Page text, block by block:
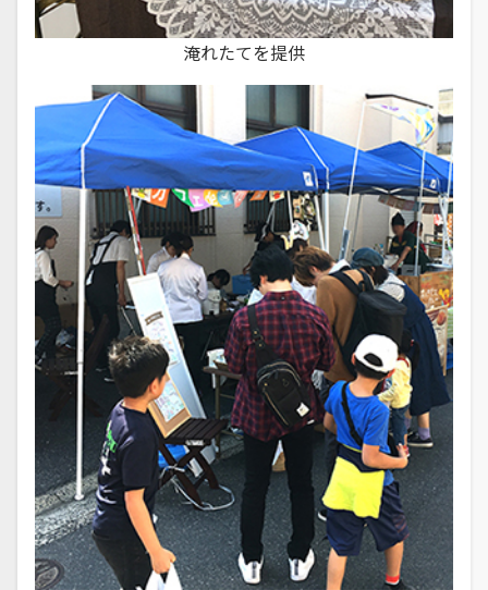
淹れたてを提供